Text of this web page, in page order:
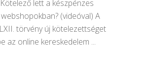
lett a készpénzes
(videóval) A
törvény új kötelezettséget
az online kereskedelem